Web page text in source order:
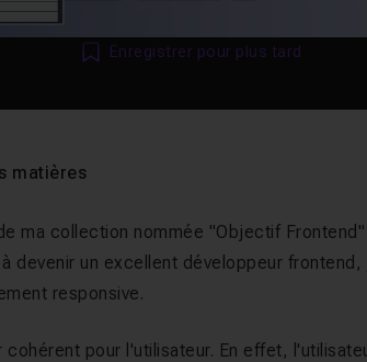
Enregistrer pour plus tard
matières
ma collection nommée "Objectif
devenir un excellent développeur
responsive.
cohérent pour l'utilisateur. En effet,